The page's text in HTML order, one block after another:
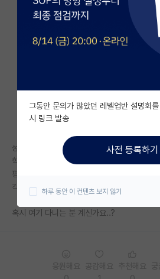
전체글보기
베스트 게시판
자유 게시판(아무개랩)
미국 유학 게시판
미국 대학원 합격 후기 게시판
대학원생 모집 게시판
연구실(PI) 홍보 게시판
성균관대 삼성융합의과학원은 어떤 곳인가요?
학위를 받으면 성균관대 소속 대학원으로 뜨는
평판은 어떤지도 궁금한데 정보를 찾아보려해
각 연구실의 랩 멤버도 안 나와있어서 더 감이
혹시 여기 다니는 분 계신가요..?
그동안 문의가 많았던 레벨업반 설명회
시 링크 발송
사전 등록하기
하루 동안 이 컨텐츠 보지 않기